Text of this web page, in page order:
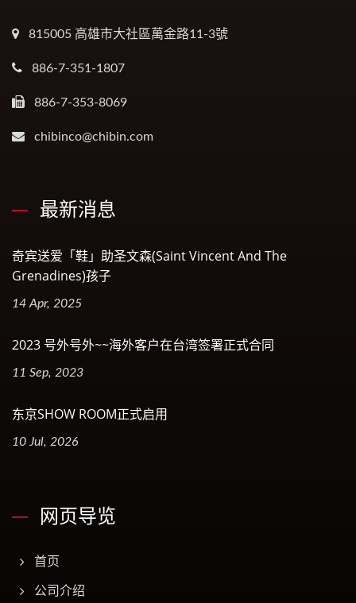
815005 高雄市大社區萬金路11-3號
886-7-351-1807
886-7-353-8069
chibinco@chibin.com
最新消息
奇宾送爱「鞋」助圣文森(Saint Vincent And The
Grenadines)孩子
14 Apr, 2025
2023 号外号外~~海外客户在台湾签署正式合同
11 Sep, 2023
东京SHOW ROOM正式启用
10 Jul, 2026
网页导览
首页
公司介绍